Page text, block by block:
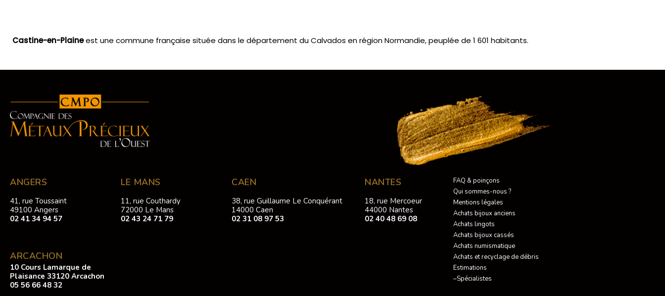
Castine-en-Plaineest une commune française située dans le département du Calvados en région Normandie, peuplée de 1 601 habitants.
ANGERS
41, rue Toussaint
49100 Angers
02 41 34 94 57
ARCACHON
10 Cours Lamarque de
Plaisance 33120 Arcachon
05 56 66 48 32
LE MANS
11, rue Couthardy
72000 Le Mans
02 43 24 71 79
CAEN
38, rue Guillaume Le Conquérant
14000 Caen
02 31 08 97 53
NANTES
18, rue Mercoeur
44000 Nantes
02 40 48 69 08
FAQ & poinçons
Qui sommes-nous ?
Mentions légales
Achats bijoux anciens
Achats lingots
Achats bijoux cassés
Achats numismatique
Achats et recyclage de débris
Estimations
–Spécialistes